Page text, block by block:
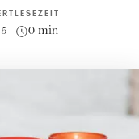
LESEZEIT
0 min